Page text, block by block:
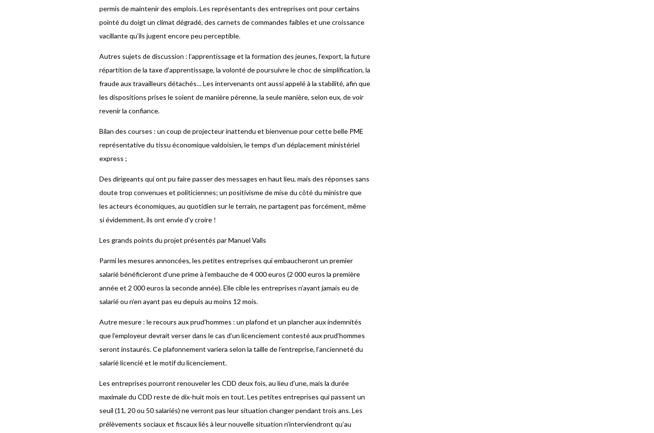
permis de maintenir des emplois. Les représentants des entreprises ont pour certains
pointé du doigt un climat dégradé, des carnets de commandes faibles et une croissance
vacillante qu’ils jugent encore peu perceptible.
Autres sujets de discussion : l’apprentissage et la formation des jeunes, l’export, la future
répartition de la taxe d’apprentissage, la volonté de poursuivre le choc de simplification, la
fraude aux travailleurs détachés… Les intervenants ont aussi appelé à la stabilité, afin que
les dispositions prises le soient de manière pérenne, la seule manière, selon eux, de voir
revenir la confiance.
Bilan des courses : un coup de projecteur inattendu et bienvenue pour cette belle PME
représentative du tissu économique valdoisien, le temps d’un déplacement ministériel
express ;
Des dirigeants qui ont pu faire passer des messages en haut lieu, mais des réponses sans
doute trop convenues et politiciennes; un positivisme de mise du côté du ministre que
les acteurs économiques, au quotidien sur le terrain, ne partagent pas forcément, même
si évidemment, ils ont envie d’y croire !
Les grands points du projet présentés par Manuel Valls
Parmi les mesures annoncées, les petites entreprises qui embaucheront un premier
salarié bénéficieront d’une prime à l’embauche de 4 000 euros (2 000 euros la première
année et 2 000 euros la seconde année). Elle cible les entreprises n’ayant jamais eu de
salarié ou n’en ayant pas eu depuis au moins 12 mois.
Autre mesure : le recours aux prud’hommes : un plafond et un plancher aux indemnités
que l’employeur devrait verser dans le cas d’un licenciement contesté aux prud’hommes
seront instaurés. Ce plafonnement variera selon la taille de l’entreprise, l’ancienneté du
salarié licencié et le motif du licenciement.
Les entreprises pourront renouveler les CDD deux fois, au lieu d’une, mais la durée
maximale du CDD reste de dix-huit mois en tout. Les petites entreprises qui passent un
seuil (11, 20 ou 50 salariés) ne verront pas leur situation changer pendant trois ans. Les
prélèvements sociaux et fiscaux liés à leur nouvelle situation n’interviendront qu’au